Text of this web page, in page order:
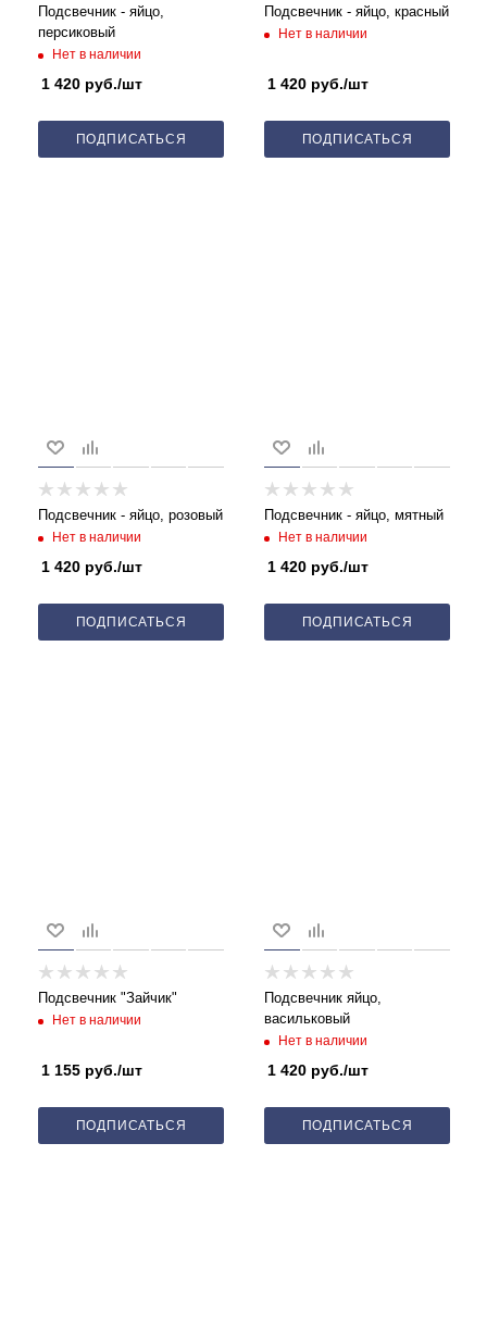
Подсвечник - яйцо,
персиковый
Нет в наличии
1 420 руб./шт
ПОДПИСАТЬСЯ
Подсвечник - яйцо, красный
Нет в наличии
1 420 руб./шт
ПОДПИСАТЬСЯ
Подсвечник - яйцо, розовый
Нет в наличии
1 420 руб./шт
ПОДПИСАТЬСЯ
Подсвечник - яйцо, мятный
Нет в наличии
1 420 руб./шт
ПОДПИСАТЬСЯ
Подсвечник "Зайчик"
Нет в наличии
1 155 руб./шт
ПОДПИСАТЬСЯ
Подсвечник яйцо,
васильковый
Нет в наличии
1 420 руб./шт
ПОДПИСАТЬСЯ